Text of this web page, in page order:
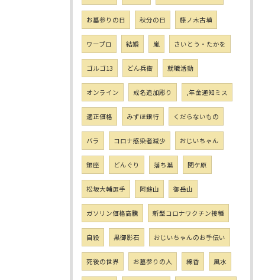
お墓参りの日 秋分の日 藤ノ木古墳
ワープロ 結婚 嵐 さいとう・たかを
ゴルゴ13 どん兵衛 就職活動
オンライン 戒名追加彫り ,年金通知ミス
適正価格 みずほ銀行 くだらないもの
バラ コロナ感染者減少 おじいちゃん
銀座 どんぐり 落ち葉 関ケ原
松坂大輔選手 阿蘇山 御岳山
ガソリン価格高騰 新型コロナワクチン接種
自殺 黒御影石 おじいちゃんのお手伝い
死後の世界 お墓参りの人 線香 風水